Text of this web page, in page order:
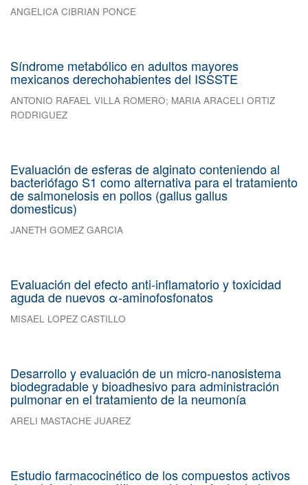
ANGELICA CIBRIAN PONCE
Síndrome metabólico en adultos mayores
mexicanos derechohabientes del ISSSTE
ANTONIO RAFAEL VILLA ROMERO; MARIA ARACELI ORTIZ
RODRIGUEZ
Evaluación de esferas de alginato conteniendo al
bacteriófago S1 como alternativa para el tratamiento
de salmonelosis en pollos (gallus gallus
domesticus)
JANETH GOMEZ GARCIA
Evaluación del efecto anti-inflamatorio y toxicidad
aguda de nuevos α-aminofosfonatos
MISAEL LOPEZ CASTILLO
Desarrollo y evaluación de un micro-nanosistema
biodegradable y bioadhesivo para administración
pulmonar en el tratamiento de la neumonía
ARELI MASTACHE JUAREZ
Estudio farmacocinético de los compuestos activos